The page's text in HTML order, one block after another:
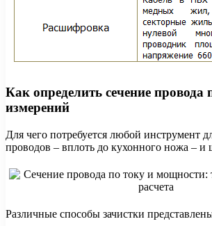
Как определить сечение
измерений
Для чего потребуется любой инструмент
проводов – вплоть до кухонного ножа – и
Различные способы зачистки